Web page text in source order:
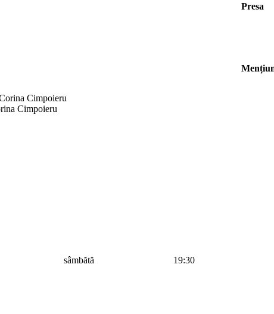
Presa
Cimpoieru
sâmbătă 19:30